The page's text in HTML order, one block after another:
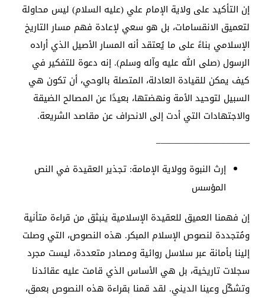
إن التأكيد على ولاية الإمام علي (عليه السلام) ليس محاولة
لتعميق الانقسامات، بل هو سعي لإعادة فهم مسار التاريخ
الإسلامي بناءً على ما يُعتقد أنه المسار الأصيل الذي أراده
الرسول (صلى الله عليه وآله وسلم). إنه دعوة للتفكير في
كيف يمكن للقيادة العادلة، المتصلة بالوحي، أن تكون هي
السبيل لتوحيد الأمة ونهضتها، بعيدًا عن المصالح الضيقة
والاجتهادات التي أدت إلى الانحراف عن مقاصد الشريعة.
——————————–
إرث النبوة وولاية الإمامة: تجذير العقيدة في النص
المؤسس
إن فهمنا العميق للعقيدة الإسلامية ينبثق من قراءة متأنية
ومُتجددة لنصوص الإسلام المبكر. هذه النصوص، التي وصلت
إلينا بأمانة عبر سلاسل روائية ومصادر متعددة، ليست مجرد
سجلات تاريخية، بل هي الأساس الذي قامت عليه عقائدنا
وتشكّل وعينا الديني. لقد قمنا بقراءة هذه النصوص بعمق،